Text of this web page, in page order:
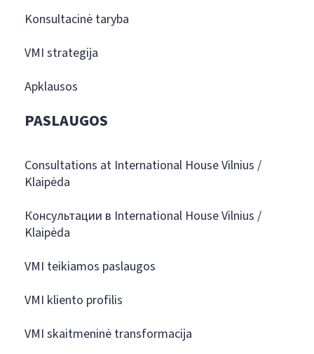
Konsultacinė taryba
VMI strategija
Apklausos
PASLAUGOS
Consultations at International House Vilnius /
Klaipėda
Консультации в International House Vilnius /
Klaipėda
VMI teikiamos paslaugos
VMI kliento profilis
VMI skaitmeninė transformacija